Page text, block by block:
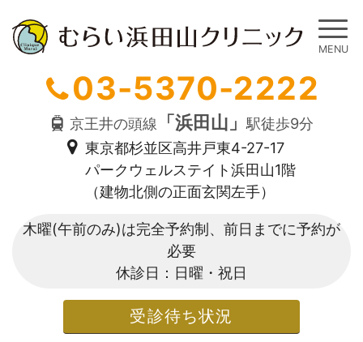
03-5370-2222
京王井の頭線 「浜田山」 駅徒歩9分
東京都杉並区高井戸東4-27-17
パークウェルステイト浜田山1階
（建物北側の正面玄関左手）
木曜(午前のみ)は完全予約制、前日までに予約が
必要
休診日：日曜・祝日
受診待ち状況